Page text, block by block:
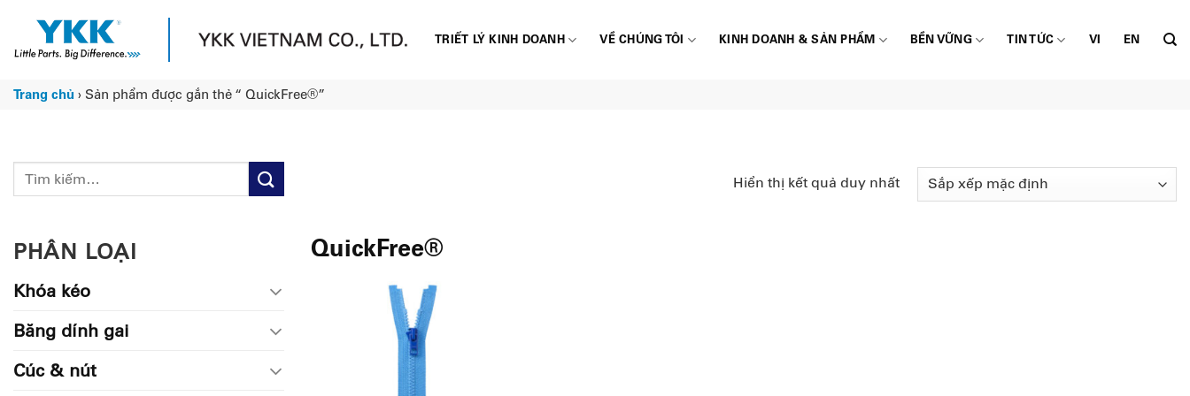
nội
TRIẾT LÝ KINH DOANH VỀ CHÚNG TÔI KINH DOANH & SẢN PHẨM BỀN VỮNG TIN TỨC VI EN
Trang chủ › Sản phẩm được gắn thẻ “ QuickFree®”
Hiển thị kết quả duy nhất
Tìm
kiếm:
PHÂN LOẠI
Khóa kéo
Băng dính gai
Cúc & nút
QuickFree®